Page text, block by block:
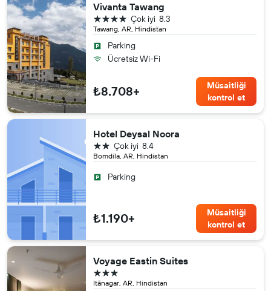
Vivanta Tawang
Tawang, AR, Hindistan
8.3
Çok iyi
4 yıldız
Parking
Ücretsiz Wi-Fi
₺8.708+
Müsaitliği
kontrol et
Hotel Deysal Noora
Bomdila, AR, Hindistan
8.4
Çok iyi
2 yıldız
Parking
₺1.190+
Müsaitliği
kontrol et
Voyage Eastin Suites
Itānagar, AR, Hindistan
3 yıldız